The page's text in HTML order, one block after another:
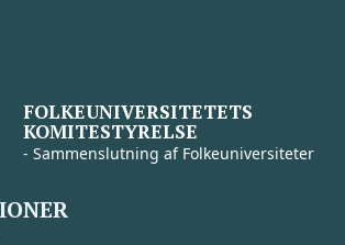
FOLKEUNIVERSITETETS
KOMITESTYRELSE
- Sammenslutning af Folkeuniversiteter